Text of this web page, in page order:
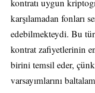
kontratı uygun
karşılamadan fonları
edebilmekteydi. Bu
kontrat zafiyetlerinin
birini temsil eder,
varsayımlarını